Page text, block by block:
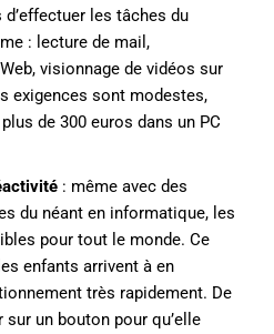
les tâches du
: lecture de mail,
visionnage de vidéos sur
exigences sont modestes,
de 300 euros dans un PC
: même avec des
du néant en informatique, les
pour tout le monde. Ce
enfants arrivent à en
très rapidement. De
sur un bouton pour qu’elle